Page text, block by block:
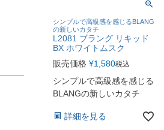
シンプルで高級感を感じるBLANG
の新しいカタチ
L2081 ブラング リキッド
BX ホワイトムスク
販売価格 ¥1,580税込
シンプルで高級感を感じる
BLANGの新しいカタチ
詳細を見る